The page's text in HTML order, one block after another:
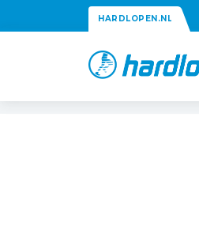
HARDLOPEN.NL